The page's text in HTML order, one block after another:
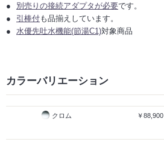
別売りの接続アダプタが必要です。
引棒付も品揃えしています。
水優先吐水機能(節湯C1)対象商品
カラーバリエーション
クロム ￥88,900